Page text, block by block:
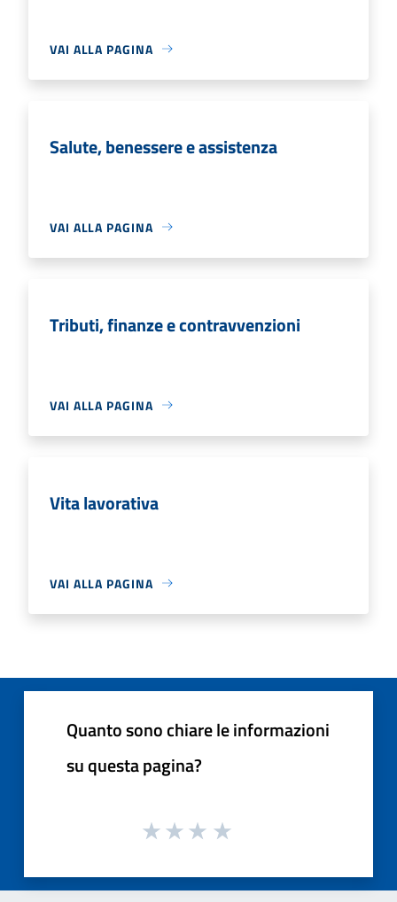
VAI ALLA PAGINA
Salute, benessere e assistenza
VAI ALLA PAGINA
Tributi, finanze e contravvenzioni
VAI ALLA PAGINA
Vita lavorativa
VAI ALLA PAGINA
Quanto sono chiare le informazioni
su questa pagina?